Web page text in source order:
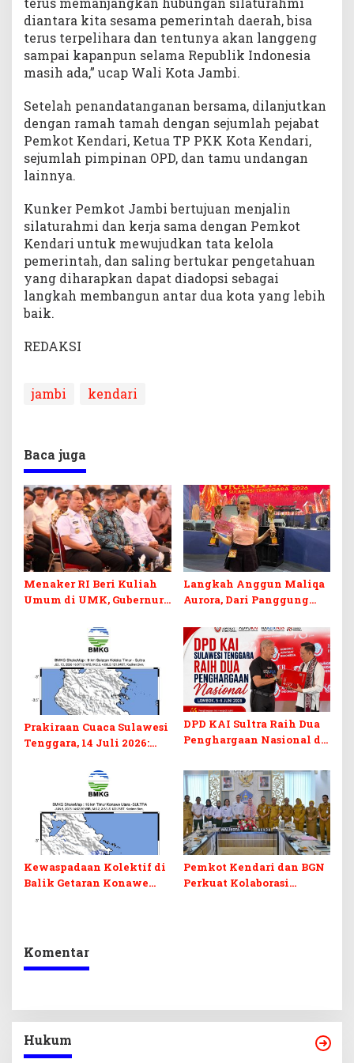
diantara kita sesama pemerintah daerah, bisa
terus terpelihara dan tentunya akan langgeng
sampai kapanpun selama Republik Indonesia
masih ada,” ucap Wali Kota Jambi.
Setelah penandatanganan bersama, dilanjutkan
dengan ramah tamah dengan sejumlah pejabat
Pemkot Kendari, Ketua TP PKK Kota Kendari,
sejumlah pimpinan OPD, dan tamu undangan
lainnya.
Kunker Pemkot Jambi bertujuan menjalin
silaturahmi dan kerja sama dengan Pemkot
Kendari untuk mewujudkan tata kelola
pemerintah, dan saling bertukar pengetahuan
yang diharapkan dapat diadopsi sebagai
langkah membangun antar dua kota yang lebih
baik.
REDAKSI
jambi kendari
Baca juga
Menaker RI Beri Kuliah
Umum di UMK, Gubernur
SDM Hadapi Perubahan
Dunia Kerja
Langkah Anggun Maliqa
Aurora, Dari Panggung
Menuju Pentas Nasional
Prakiraan Cuaca Sulawesi
Tenggara, 14 Juli 2026:
Beberapa Wilayah
DPD KAI Sultra Raih Dua
Penghargaan Nasional di
Kewaspadaan Kolektif di
Balik Getaran Konawe
Pemkot Kendari dan BGN
Perkuat Kolaborasi
Komentar
Hukum